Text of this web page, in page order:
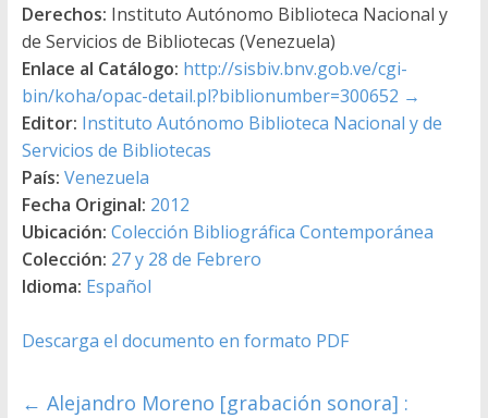
Derechos: Instituto Autónomo Biblioteca Nacional y
de Servicios de Bibliotecas (Venezuela)
Enlace al Catálogo: http://sisbiv.bnv.gob.ve/cgi-
bin/koha/opac-detail.pl?biblionumber=300652 →
Editor: Instituto Autónomo Biblioteca Nacional y de
Servicios de Bibliotecas
País: Venezuela
Fecha Original: 2012
Ubicación: Colección Bibliográfica Contemporánea
Colección: 27 y 28 de Febrero
Idioma: Español
Descarga el documento en formato PDF
← Alejandro Moreno [grabación sonora] :